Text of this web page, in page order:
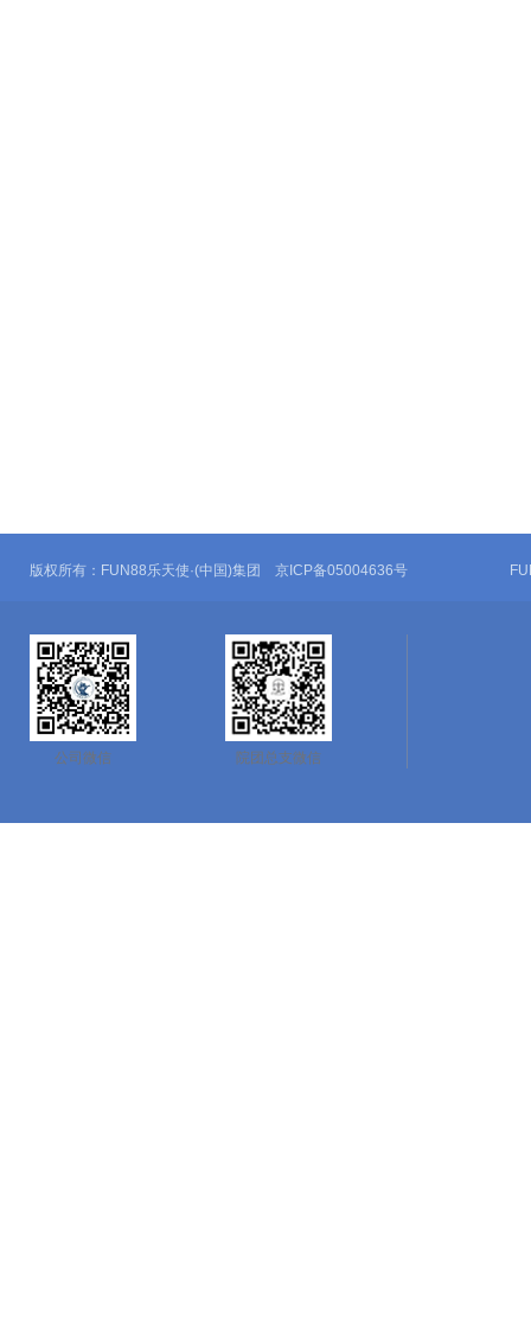
版权所有：FUN88乐天使·(中国)集团 京ICP备05004636号
公司微信 院团总支微信